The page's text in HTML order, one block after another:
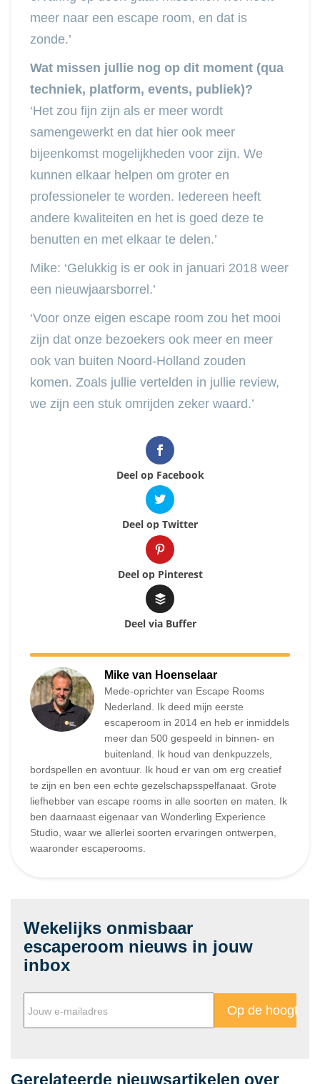
meer naar een escape room, en dat is
zonde.’
Wat missen jullie nog op dit moment (qua
techniek, platform, events, publiek)?
‘Het zou fijn zijn als er meer wordt
samengewerkt en dat hier ook meer
bijeenkomst mogelijkheden voor zijn. We
kunnen elkaar helpen om groter en
professioneler te worden. Iedereen heeft
andere kwaliteiten en het is goed deze te
benutten en met elkaar te delen.’
Mike: ‘Gelukkig is er ook in januari 2018 weer
een nieuwjaarsborrel.’
‘Voor onze eigen escape room zou het mooi
zijn dat onze bezoekers ook meer en meer
ook van buiten Noord-Holland zouden
komen. Zoals jullie vertelden in jullie review,
we zijn een stuk omrijden zeker waard.’
Deel op Facebook
Deel op Twitter
Deel op Pinterest
Deel via Buffer
Mike van Hoenselaar
Mede-oprichter van Escape Rooms
Nederland. Ik deed mijn eerste
escaperoom in 2014 en heb er inmiddels
meer dan 500 gespeeld in binnen- en
buitenland. Ik houd van denkpuzzels,
bordspellen en avontuur. Ik houd er van om erg creatief
te zijn en ben een echte gezelschapsspelfanaat. Grote
liefhebber van escape rooms in alle soorten en maten. Ik
ben daarnaast eigenaar van Wonderling Experience
Studio, waar we allerlei soorten ervaringen ontwerpen,
waaronder escaperooms.
Wekelijks onmisbaar
escaperoom nieuws in jouw
inbox
Gerelateerde nieuwsartikelen over